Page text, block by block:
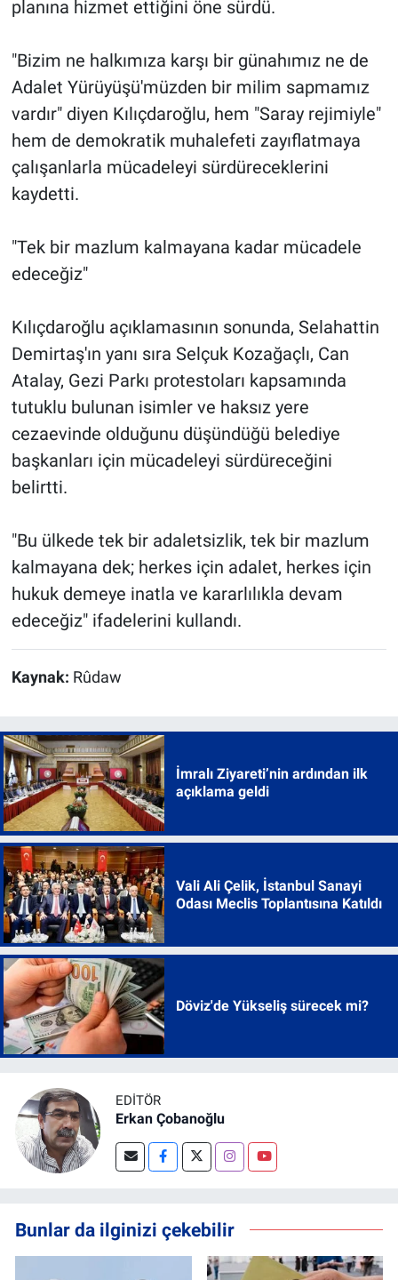
planına hizmet ettiğini öne sürdü.
"Bizim ne halkımıza karşı bir günahımız ne de
Adalet Yürüyüşü'müzden bir milim sapmamız
vardır" diyen Kılıçdaroğlu, hem "Saray rejimiyle"
hem de demokratik muhalefeti zayıflatmaya
çalışanlarla mücadeleyi sürdüreceklerini
kaydetti.
"Tek bir mazlum kalmayana kadar mücadele
edeceğiz"
Kılıçdaroğlu açıklamasının sonunda, Selahattin
Demirtaş'ın yanı sıra Selçuk Kozağaçlı, Can
Atalay, Gezi Parkı protestoları kapsamında
tutuklu bulunan isimler ve haksız yere
cezaevinde olduğunu düşündüğü belediye
başkanları için mücadeleyi sürdüreceğini
belirtti.
"Bu ülkede tek bir adaletsizlik, tek bir mazlum
kalmayana dek; herkes için adalet, herkes için
hukuk demeye inatla ve kararlılıkla devam
edeceğiz" ifadelerini kullandı.
Kaynak: Rûdaw
İmralı Ziyareti’nin ardından ilk
açıklama geldi
Vali Ali Çelik, İstanbul Sanayi
Odası Meclis Toplantısına Katıldı
Döviz'de Yükseliş sürecek mi?
EDITÖR
Erkan Çobanoğlu
Bunlar da ilginizi çekebilir